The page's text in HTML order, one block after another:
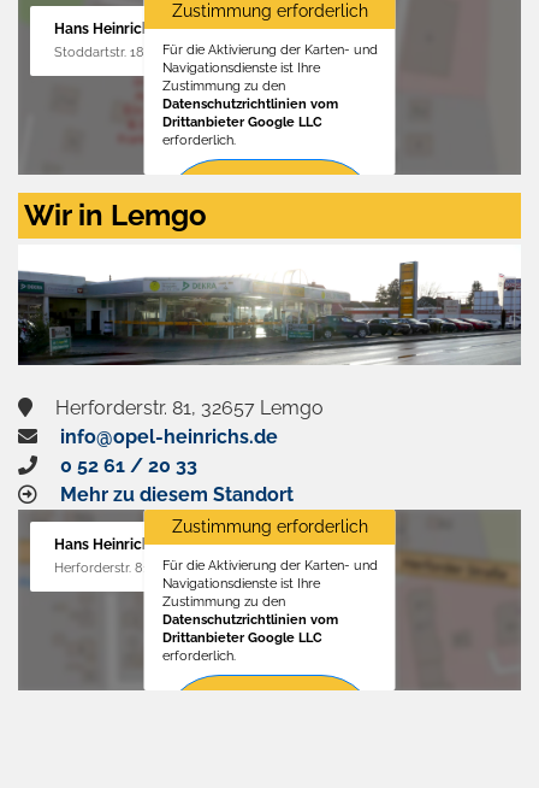
Hans Heinrichs GmbH
Stoddartstr. 18, 32758 Detmold
Zustimmung erforderlich
Für die Aktivierung der Karten- und
Navigationsdienste ist Ihre
Zustimmung zu den
Datenschutzrichtlinien vom
Drittanbieter Google LLC
erforderlich.
Zustimmen
aktivieren
Wir in Lemgo
Herforderstr. 81, 32657 Lemgo
info@opel-heinrichs.de
0 52 61 / 20 33
Mehr zu diesem Standort
Hans Heinrichs GmbH
Herforderstr. 81, 32657 Lemgo
Zustimmung erforderlich
Für die Aktivierung der Karten- und
Navigationsdienste ist Ihre
Zustimmung zu den
Datenschutzrichtlinien vom
Drittanbieter Google LLC
erforderlich.